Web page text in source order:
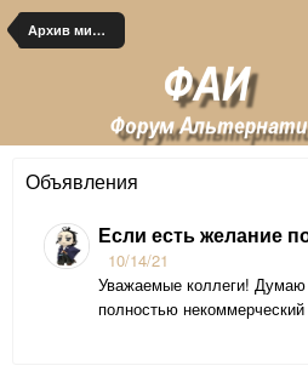
Архив миров
Объявления
Если есть желание
10/14/21
Уважаемые коллеги!
полностью